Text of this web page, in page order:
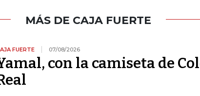
MÁS DE CAJA FUERTE
FUERTE 07/08/2026
con la camiseta de